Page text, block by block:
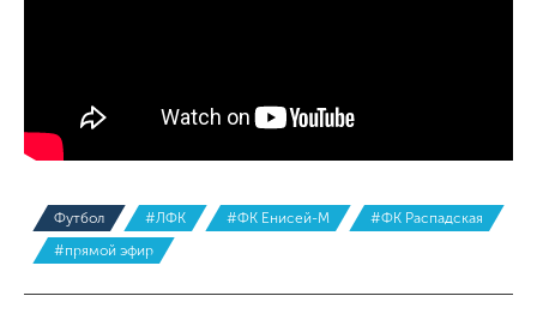
Футбол #ЛФК #ФК Енисей-М
#ФК Распадская
#прямой эфир